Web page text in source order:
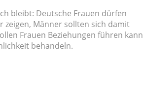
bleibt: Deutsche Frauen dürfen
zeigen, Männer sollten sich damit
Frauen Beziehungen führen kann
behandeln.